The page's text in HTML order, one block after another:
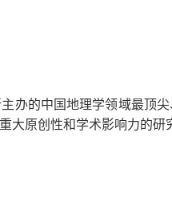
办的中国地理学领域最顶
原创性和学术影响力的研